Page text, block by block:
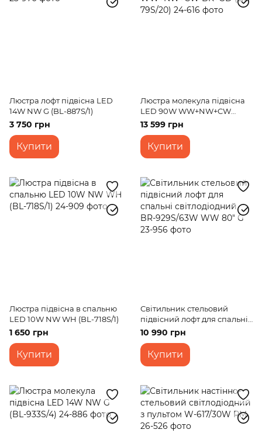
Люстра лофт підвісна LED
14W NW G (BL-887S/1)
3 750 грн
Купити
Люстра молекула підвісна
LED 90W WW+NW+CW
BK+GD (BL-79S/20)
13 599 грн
Купити
Люстра підвісна в спальню
LED 10W NW WH (BL-718S/1)
1 650 грн
Купити
Світильник стельовий
підвісний лофт для спальні
світлодіодний BR-929S/63W
WW 80" G
10 990 грн
Купити